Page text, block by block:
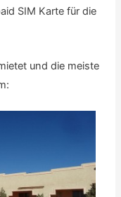
SIM Karte für die
und die meiste